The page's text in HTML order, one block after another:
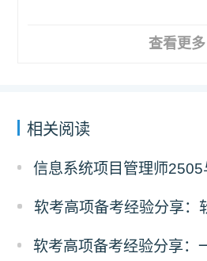
查看更多
相关阅读